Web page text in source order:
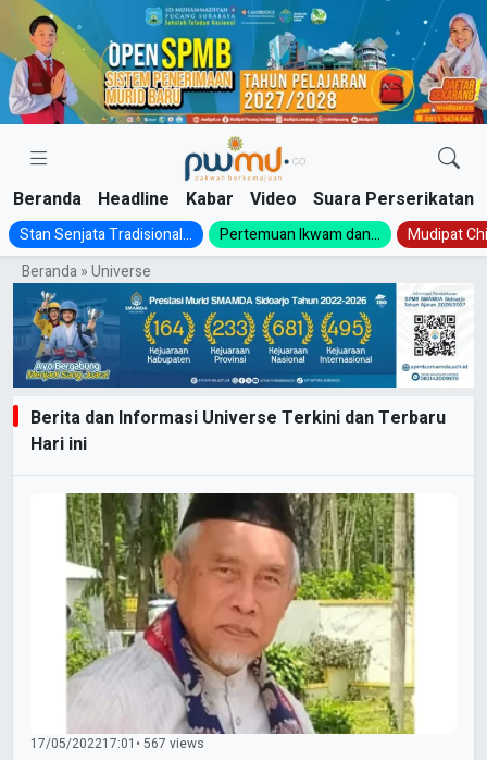
Skip
content
Beranda Headline Kabar Video Suara Perserikatan
Stan Senjata Tradisional... Pertemuan Ikwam dan...
Mudipat
Beranda»Universe
Berita dan Informasi Universe Terkini dan Terbaru
Hari ini
17/05/202217:01 • 567 views